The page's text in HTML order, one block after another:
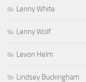
Lenny White
Lenny Wolf
Levon Helm
Lindsey Buckingham